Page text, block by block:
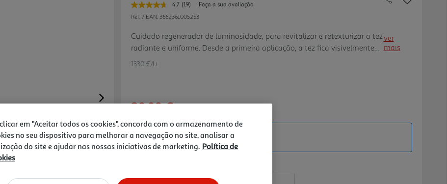
Next
4.7 Leu
19
Link
para
a
(19)
Faça a sua avaliação
Ref. / EAN: 3662361005253
Cuidado regenerador de luminosidade, para revitalizar e retexturizar a tez
radiante e uniforme. Desde a primeira aplicação, a tez fica visivelmente
mais fresca, mais luminosa e a pele mais firme. Modo glow ativado!
ver
mais
1330 €/Lt
39,90 €
-20% Imediato Exclusivo Online
De 2/8/2026 a 1/9/2026
em "Aceitar todos os cookies", concorda com o armazenamento de
no seu dispositivo para melhorar a navegação no site, analisar a
do site e ajudar nas nossas iniciativas de marketing. Política de